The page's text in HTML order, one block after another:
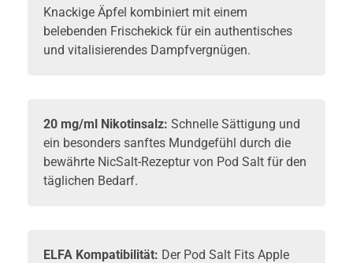
Knackige Äpfel kombiniert mit einem
belebenden Frischekick für ein authentisches
und vitalisierendes Dampfvergnügen.
20 mg/ml Nikotinsalz: Schnelle Sättigung und
ein besonders sanftes Mundgefühl durch die
bewährte NicSalt-Rezeptur von Pod Salt für den
täglichen Bedarf.
ELFA Kompatibilität: Der Pod Salt Fits Apple